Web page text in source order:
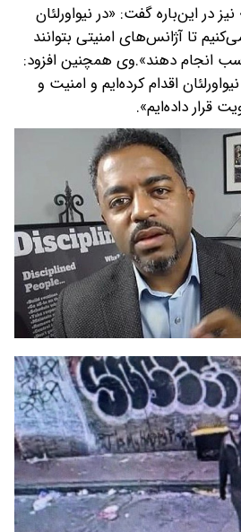
نیز در این‌باره گفت: «در نیواورلئان
تا آژانس‌های امنیتی بتوانند
انجام دهند».وی همچنین افزود:
اقدام کرده‌ایم و امنیت و
قرار داده‌ایم».